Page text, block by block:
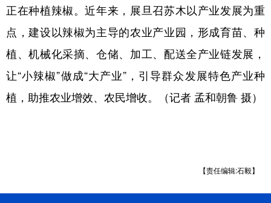
彩票 娱乐 时尚 悦读
公益 一带一路 亚太网 上市公司
文化产业
地方频道
正在种植辣椒。近年来，展旦召苏木以产业发展为重
点，建设以辣椒为主导的农业产业园，形成育苗、种
植、机械化采摘、仓储、加工、配送全产业链发展，
让“小辣椒”做成“大产业”，引导群众发展特色产业种
植，助推农业增效、农民增收。（记者 孟和朝鲁 摄）
【责任编辑:石毅】